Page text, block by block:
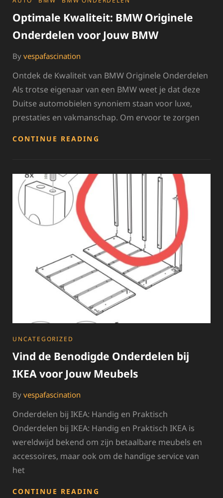
Optimale Kwaliteit: BMW Originele
Onderdelen voor Jouw BMW
By vespafascination
Ontdek de Kwaliteit van BMW Originele Onderdelen
Als trotse eigenaar van een BMW weet je dat deze
Duitse automobielen synoniem staan voor luxe,
prestaties en vakmanschap. Om ervoor te zorgen
CONTINUE READING
ONDERDELEN
VOOR
JOUW
BMW
CATEGORIES
UNCATEGORIZED
Vind de Benodigde Onderdelen bij
IKEA voor Jouw Meubels
By vespafascination
Onderdelen bij IKEA: Handig en Praktisch
Onderdelen bij IKEA: Handig en Praktisch IKEA is
wereldwijd bekend om zijn betaalbare meubels en
accessoires, maar ook om de handige service van
het
CONTINUE READING